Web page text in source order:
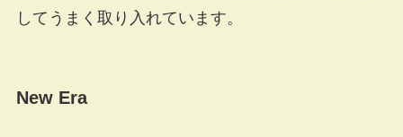
してうまく取り入れています。
New Era